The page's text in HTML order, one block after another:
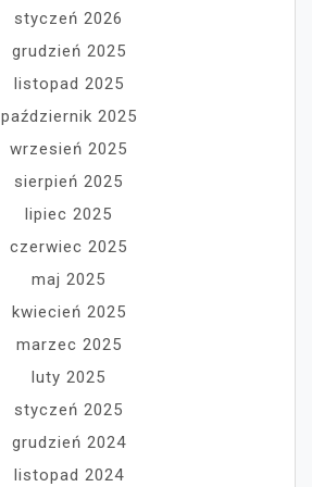
styczeń 2026
grudzień 2025
listopad 2025
październik 2025
wrzesień 2025
sierpień 2025
lipiec 2025
czerwiec 2025
maj 2025
kwiecień 2025
marzec 2025
luty 2025
styczeń 2025
grudzień 2024
listopad 2024